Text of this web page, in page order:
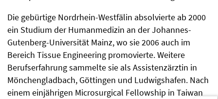
Die gebürtige Nordrhein-Westfälin absolvierte ab 2000
ein Studium der Humanmedizin an der Johannes-
Gutenberg-Universität Mainz, wo sie 2006 auch im
Bereich Tissue Engineering promovierte. Weitere
Berufserfahrung sammelte sie als Assistenzärztin in
Mönchengladbach, Göttingen und Ludwigshafen. Nach
einem einjährigen Microsurgical Fellowship in Taiwan